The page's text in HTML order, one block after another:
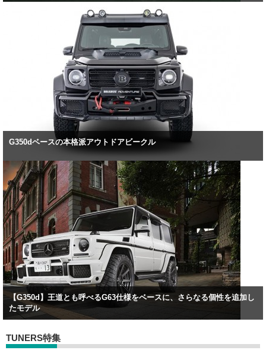
G350dベースの本格派アウトドアビークル
【G350d】王道とも呼べるG63仕様をベースに、さらなる個性を追加し
たモデル
TUNERS特集